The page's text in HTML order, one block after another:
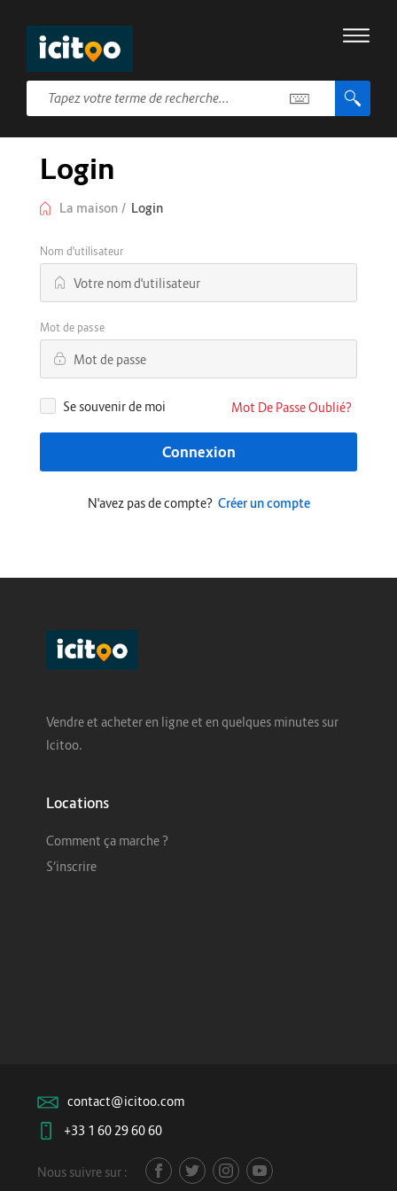
Login
La maison / Login
Nom d'utilisateur
Mot de passe
Se souvenir de moi Mot De Passe Oublié?
Connexion
N'avez pas de compte? Créer un compte
Vendre et acheter en ligne et en quelques minutes sur
Icitoo.
Locations
Comment ça marche ?
S’inscrire
contact@icitoo.com
+33 1 60 29 60 60
Nous suivre sur :